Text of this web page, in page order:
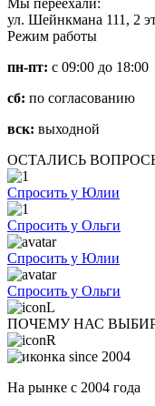
ул. Шейнкмана 111, 2
Режим работы
пн-пт: с 09:00 до 18:00
сб: по согласованию
вск: выходной
ОСТАЛИСЬ
Спросить у Юлии
Спросить у Ольги
Спросить у Юлии
Спросить у Ольги
ПОЧЕМУ НАС
На рынке с 2004 года